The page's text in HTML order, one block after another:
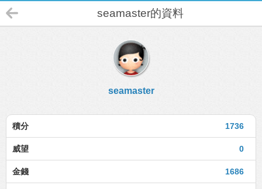
seamaster的資料
seamaster
1736
積分
0
威望
1686
金錢